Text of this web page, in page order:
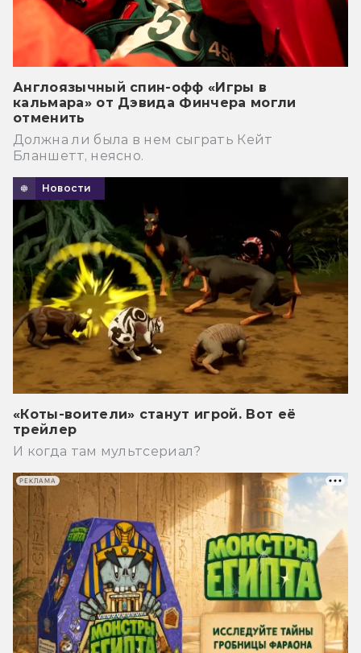
Англоязычный спин-офф «Игры в
кальмара» от Дэвида Финчера могли
отменить
Должна ли была в нем сыграть Кейт
Бланшетт, неясно.
Новости
«Коты-воители» станут игрой. Вот её
трейлер
И когда там мультсериал?
РЕКЛАМА